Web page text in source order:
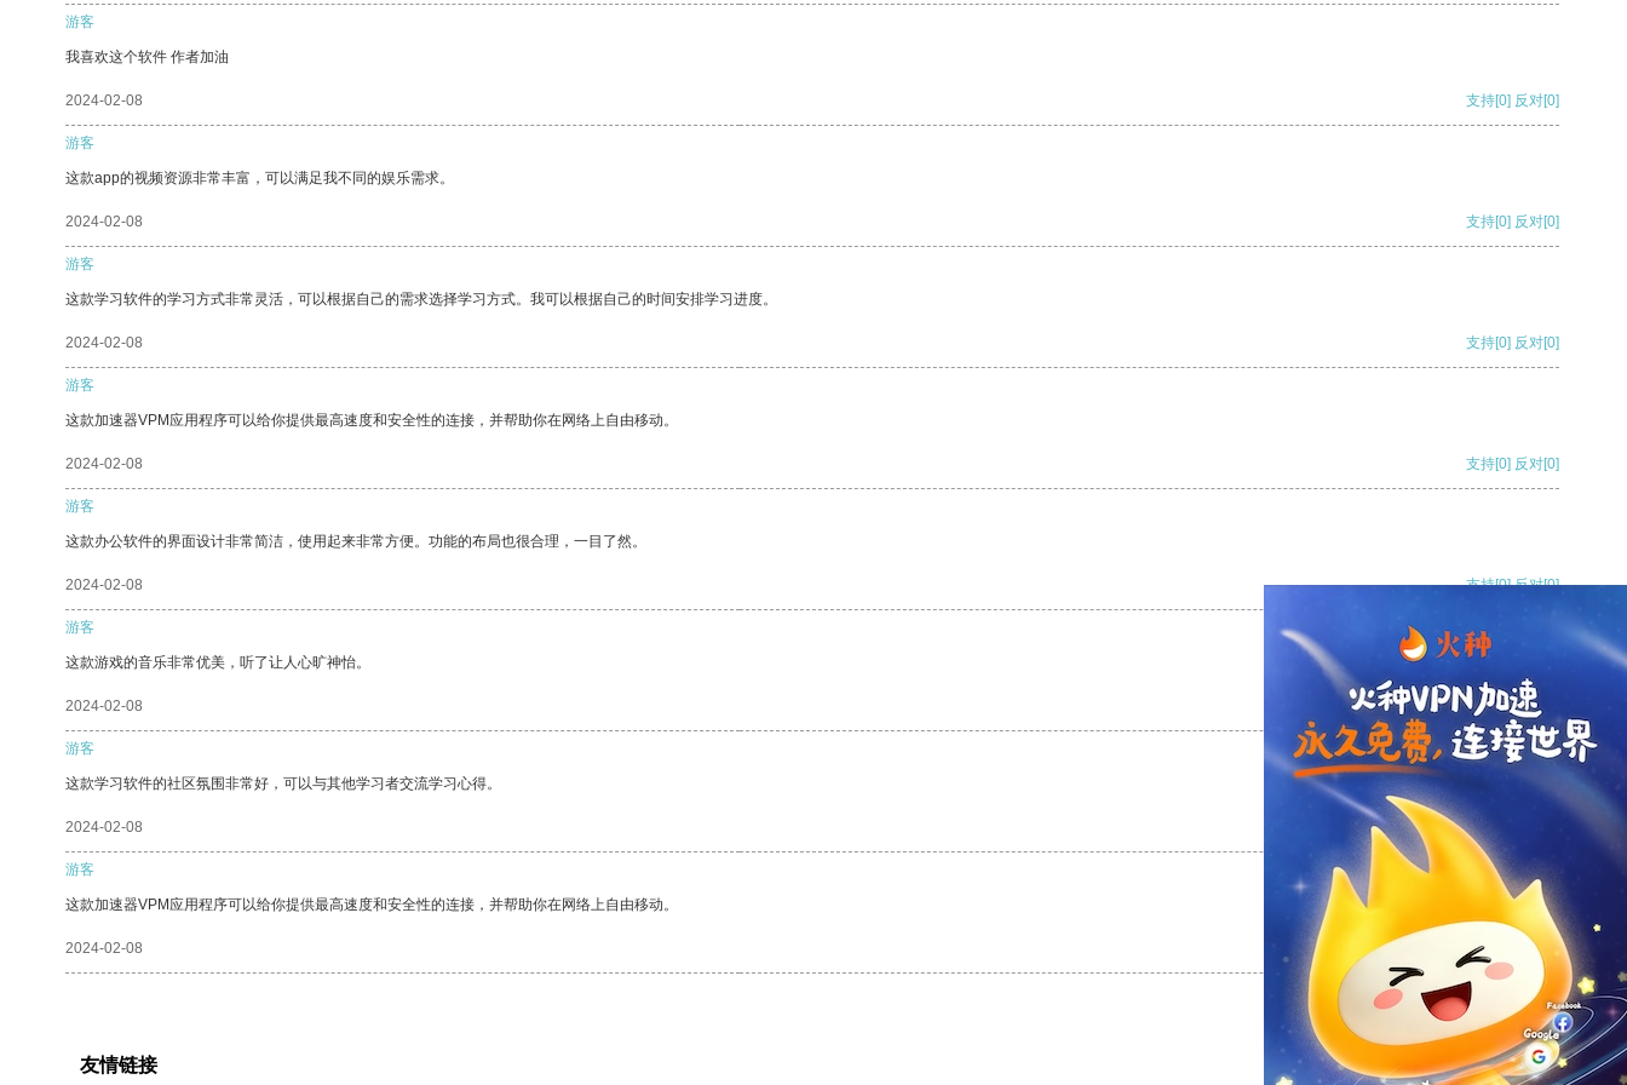
游客
我喜欢这个软件 作者加油
2024-02-08 支持[0] 反对[0]
游客
这款app的视频资源非常丰富，可以满足我不同的娱乐需求。
2024-02-08 支持[0] 反对[0]
游客
这款学习软件的学习方式非常灵活，可以根据自己的需求选择学习方式。我可以根据自己的时间安排学习进度。
2024-02-08 支持[0] 反对[0]
游客
这款加速器VPM应用程序可以给你提供最高速度和安全性的连接，并帮助你在网络上自由移动。
2024-02-08 支持[0] 反对[0]
游客
这款办公软件的界面设计非常简洁，使用起来非常方便。功能的布局也很合理，一目了然。
2024-02-08 支持[0] 反对[0]
游客
这款游戏的音乐非常优美，听了让人心旷神怡。
2024-02-08 支持[0] 反对
游客
这款学习软件的社区氛围非常好，可以与其他学习者交流学习心得。
2024-02-08 支持
游客
这款加速器VPM应用程序可以给你提供最高速度和安全性的连接，并帮助你在网络上自由移动。
2024-02-08 支持 反对 [0]
友情链接